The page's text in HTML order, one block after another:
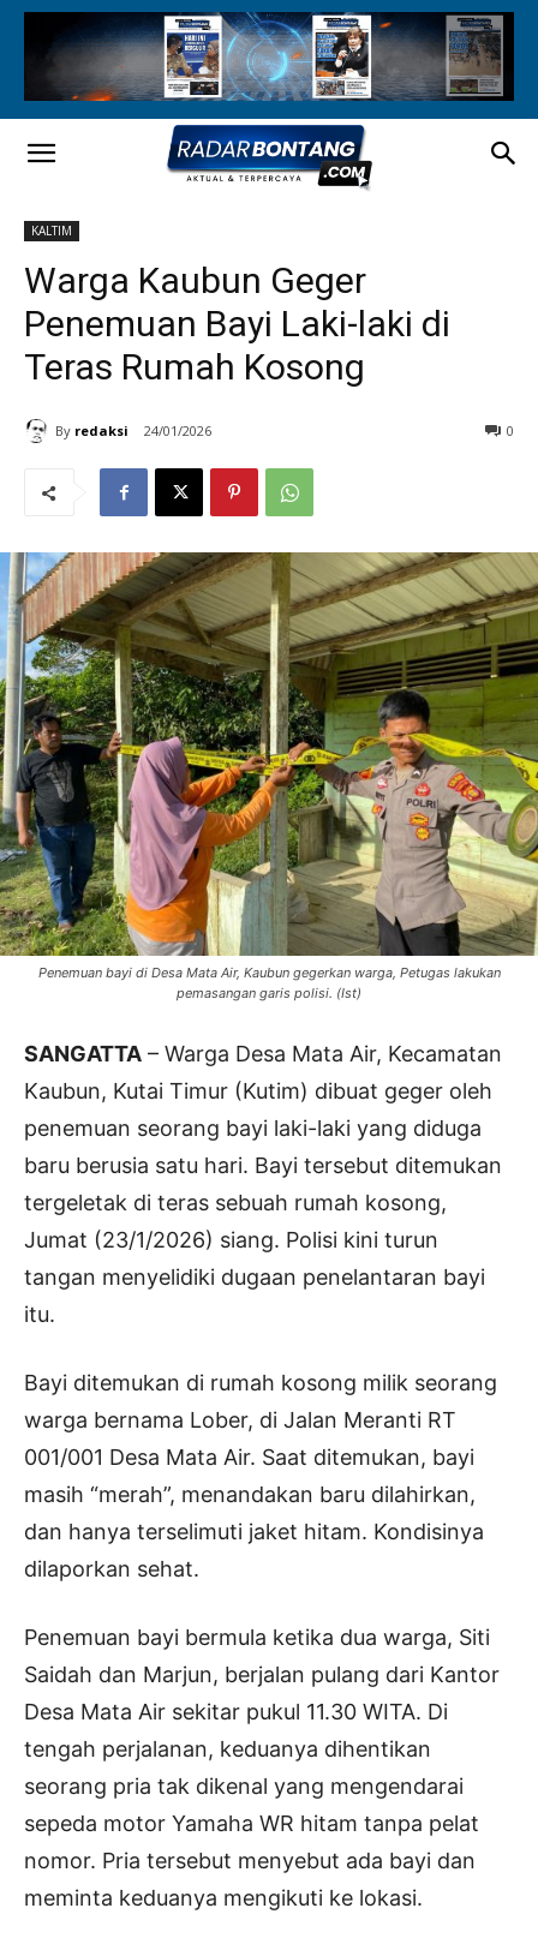
KALTIM
Warga Kaubun Geger
Penemuan Bayi Laki-laki di
Teras Rumah Kosong
By redaksi 24/01/2026 0
Penemuan bayi di Desa Mata Air, Kaubun gegerkan warga, Petugas lakukan
pemasangan garis polisi. (Ist)
SANGATTA – Warga Desa Mata Air, Kecamatan
Kaubun, Kutai Timur (Kutim) dibuat geger oleh
penemuan seorang bayi laki-laki yang diduga
baru berusia satu hari. Bayi tersebut ditemukan
tergeletak di teras sebuah rumah kosong,
Jumat (23/1/2026) siang. Polisi kini turun
tangan menyelidiki dugaan penelantaran bayi
itu.
Bayi ditemukan di rumah kosong milik seorang
warga bernama Lober, di Jalan Meranti RT
001/001 Desa Mata Air. Saat ditemukan, bayi
masih “merah”, menandakan baru dilahirkan,
dan hanya terselimuti jaket hitam. Kondisinya
dilaporkan sehat.
Penemuan bayi bermula ketika dua warga, Siti
Saidah dan Marjun, berjalan pulang dari Kantor
Desa Mata Air sekitar pukul 11.30 WITA. Di
tengah perjalanan, keduanya dihentikan
seorang pria tak dikenal yang mengendarai
sepeda motor Yamaha WR hitam tanpa pelat
nomor. Pria tersebut menyebut ada bayi dan
meminta keduanya mengikuti ke lokasi.